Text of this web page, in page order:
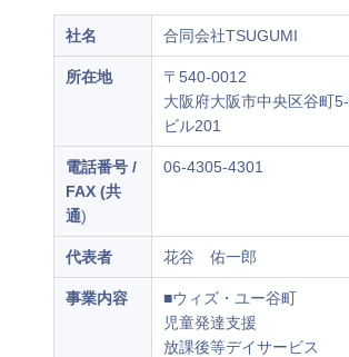
社名 合同会社TSUGUMI
所在地
〒540-0012
大阪府大阪市中央区谷町
ビル201
電話番号 /
FAX (共
通)
06-4305-4301
代表者 花谷 佑一郎
事業内容
■ウィズ・ユー谷町
児童発達支援
放課後等デイサービス